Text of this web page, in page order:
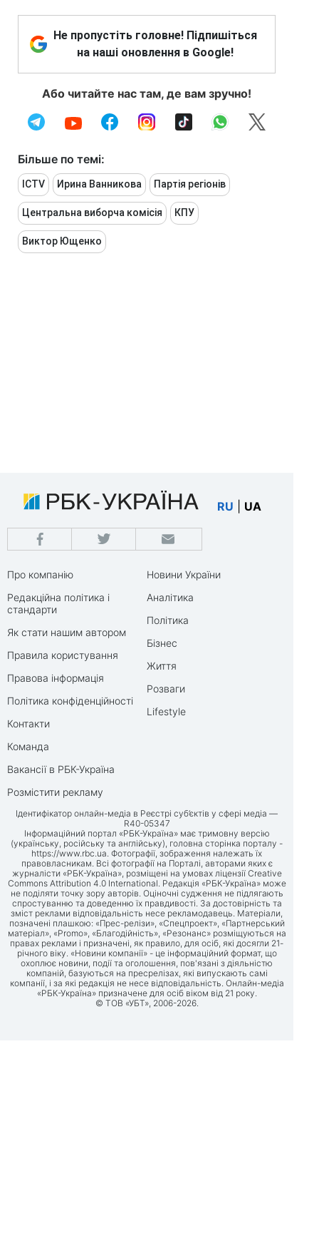
Не пропустіть головне! Підпишіться
на наші оновлення в Google!
Або читайте нас там, де вам зручно!
Більше по темі:
ICTV Ирина Ванникова Партія регіонів
Центральна виборча комісія КПУ
Виктор Ющенко
RU UA
Про компанію
Редакційна політика і
стандарти
Як стати нашим автором
Правила користування
Правова інформація
Політика конфіденційності
Контакти
Команда
Вакансії в РБК-Україна
Розмістити рекламу
Новини України
Аналітика
Політика
Бізнес
Життя
Розваги
Lifestyle
Ідентифікатор онлайн-медіа в Реєстрі суб’єктів у сфері медіа —
R40-05347
Інформаційний портал «РБК-Україна» має тримовну версію
(українську, російську та англійську), головна сторінка порталу -
https://www.rbc.ua. Фотографії, зображення належать їх
правовласникам. Всі фотографії на Порталі, авторами яких є
журналісти «РБК-Україна», розміщені на умовах ліцензії Creative
Commons Attribution 4.0 International. Редакція «РБК-Україна» може
не поділяти точку зору авторів. Оціночні судження не підлягають
спростуванню та доведенню їх правдивості. За достовірність та
зміст реклами відповідальність несе рекламодавець. Матеріали,
позначені плашкою: «Прес-релізи», «Спецпроект», «Партнерський
матеріал», «Promo», «Благодійність», «Резонанс» розміщуються на
правах реклами і призначені, як правило, для осіб, які досягли 21-
річного віку. «Новини компанії» - це інформаційний формат, що
охоплює новини, події та оголошення, пов'язані з діяльністю
компаній, базуються на пресрелізах, які випускають самі
компанії, і за які редакція не несе відповідальність. Онлайн-медіа
«РБК-Україна» призначене для осіб віком від 21 року.
© ТОВ «УБТ», 2006-2026.